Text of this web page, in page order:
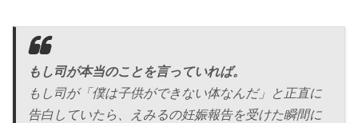
もし司が本当のことを言っていれば。
もし司が「僕は子供ができない体なんだ」と正直に
告白していたら、えみるの妊娠報告を受けた瞬間に